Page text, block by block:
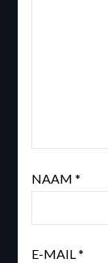
NAAM *
E-MAIL*